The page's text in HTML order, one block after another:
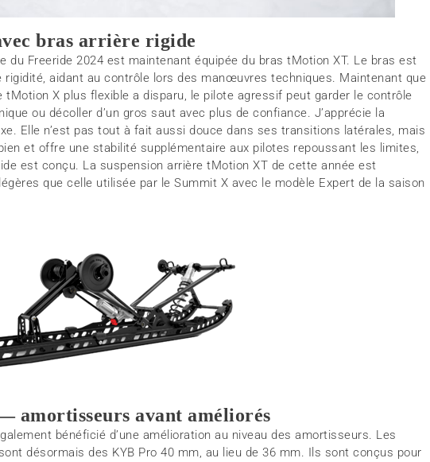
bras arrière rigide
du Freeride 2024 est maintenant équipée du bras tMotion XT. Le bras est
rigidité, aidant au contrôle lors des manœuvres techniques. Maintenant que
tMotion X plus flexible a disparu, le pilote agressif peut garder le contrôle
ou décoller d’un gros saut avec plus de confiance. J’apprécie la
Elle n’est pas tout à fait aussi douce dans ses transitions latérales, mais
et offre une stabilité supplémentaire aux pilotes repoussant les limites,
est conçu. La suspension arrière tMotion XT de cette année est
que celle utilisée par le Summit X avec le modèle Expert de la saison
amortisseurs avant améliorés
bénéficié d’une amélioration au niveau des amortisseurs. Les
désormais des KYB Pro 40 mm, au lieu de 36 mm. Ils sont conçus pour